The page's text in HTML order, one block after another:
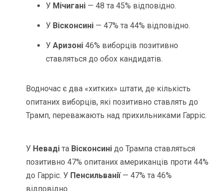
У Мічигані — 48 та 45% відповідно.
У Вісконсині — 47% та 44% відповідно.
УАризоні46% виборців позитивно
ставляться до обох кандидатів.
Водночас є два «хитких» штати, де кількість
опитаних виборців, які позитивно ставлять до
Трамп, переважають над прихильниками Гарріс.
У Неваді та Вісконсині до Трампа ставляться
позитивно 47% опитаних американців проти 44%
до Гарріс. У Пенсильванії — 47% та 46%
відповідно.